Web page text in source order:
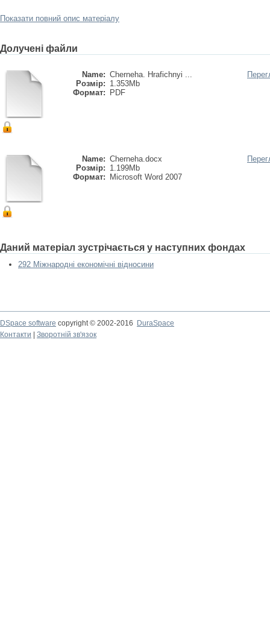
Показати повний опис матеріалу
Долучені файли
Name: Cherneha. Hrafichnyi ...
Розмір: 1.353Mb
Формат:
PDF
Name: Cherneha.docx
Розмір: 1.199Mb
Формат:
Microsoft Word 2007
Даний матеріал зустрічається у наступних фондах
292 Міжнародні економічні відносини
DSpace software copyright © 2002-2016
DuraSpace
Контакти
Зворотній зв'язок